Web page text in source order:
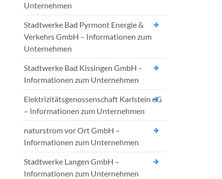
Unternehmen
Stadtwerke Bad Pyrmont Energie &
Verkehrs GmbH – Informationen zum
Unternehmen
Stadtwerke Bad Kissingen GmbH –
Informationen zum Unternehmen
Elektrizitätsgenossenschaft Karlstein eG
– Informationen zum Unternehmen
naturstrom vor Ort GmbH –
Informationen zum Unternehmen
Stadtwerke Langen GmbH –
Informationen zum Unternehmen